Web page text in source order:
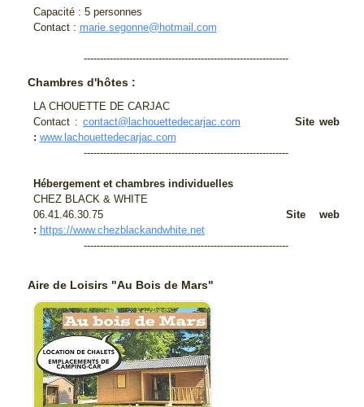
Capacité : 5 personnes
Contact : marie.segonne@hotmail.com
---------------------------------------------------------------
Chambres d'hôtes :
LA CHOUETTE DE CARJAC
Contact : contact@lachouettedecarjac.com Site web
: www.lachouettedecarjac.com
---------------------------------------------------------------
Hébergement et chambres individuelles
CHEZ BLACK & WHITE
06.41.46.30.75 Site web
: https://www.chezblackandwhite.net
---------------------------------------------------------------
Aire de Loisirs "Au Bois de Mars"